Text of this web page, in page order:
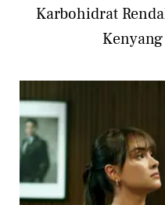
Karbohidrat